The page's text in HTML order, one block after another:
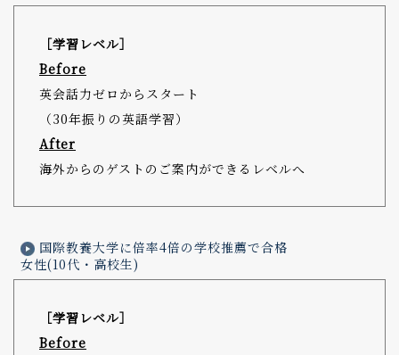
［学習レベル］
Before
英会話力ゼロからスタート
（30年振りの英語学習）
After
海外からのゲストのご案内ができるレベルへ
国際教養大学に倍率4倍の学校推薦で合格
女性(10代・高校生)
［学習レベル］
Before